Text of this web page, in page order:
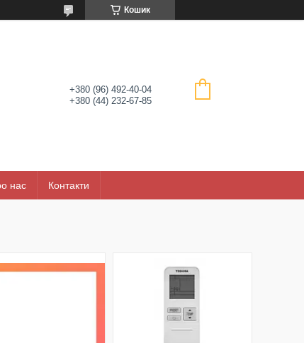
Кошик
+380 (96) 492-40-04
+380 (44) 232-67-85
нас Контакти